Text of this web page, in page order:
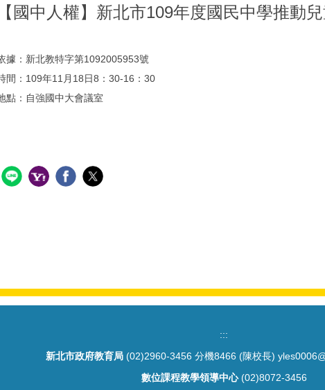
【國中人權】新北市109年度國民中學推動
據：新北教特字第1092005953號
間：109年11月18日8：30-16：30
點：自強國中大會議室
:::
新北市政府教育局 (02)2960-3456 分機8466 (陳校長)
數位課程教學領導中心(02)8072-3456